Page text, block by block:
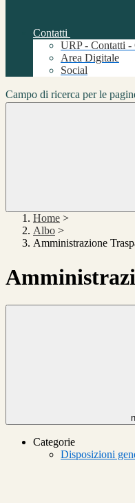
Contatti
URP - Contatti -
Area Digitale
Social
Campo di ricerca per le
Home >
Albo >
Amministrazione
Categorie
Disposizioni